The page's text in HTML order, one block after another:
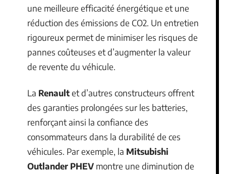
une meilleure efficacité énergétique et une
réduction des émissions de CO2. Un entretien
rigoureux permet de minimiser les risques de
pannes coûteuses et d’augmenter la valeur
de revente du véhicule.
La Renaultet d’autres constructeurs offrent
des garanties prolongées sur les batteries,
renforçant ainsi la confiance des
consommateurs dans la durabilité de ces
véhicules. Par exemple, la Mitsubishi
Outlander PHEV montre une diminution de